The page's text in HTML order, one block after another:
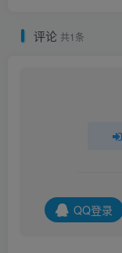
评论 共1条
QQ登录